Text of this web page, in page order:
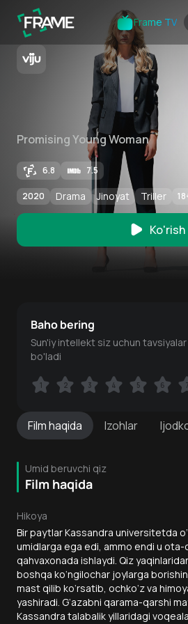
Frame TV
Promising Young Woman
6.8 7.5
2020 Drama Jinoyat Triller 18
Ko'rish
Filmhaqida Izohlar
Umid beruvchi qiz
Film haqida
Hikoya
Bir paytlar Kassandra universitetda
umidlarga ega edi, ammo endi u ota-
qahvaxonada ishlaydi. Qiz
boshqa ko‘ngilochar joylarga
mast qilib ko‘rsatib, ochko‘z va
yashiradi. G‘azabni qarama-qarshi
Kassandra talabalik yillaridagi
Baho bering
Sun'iy intellekt siz uchun
bo'ladi
1 2 3 4 5 6 7
1 2 3 4 5 6 7